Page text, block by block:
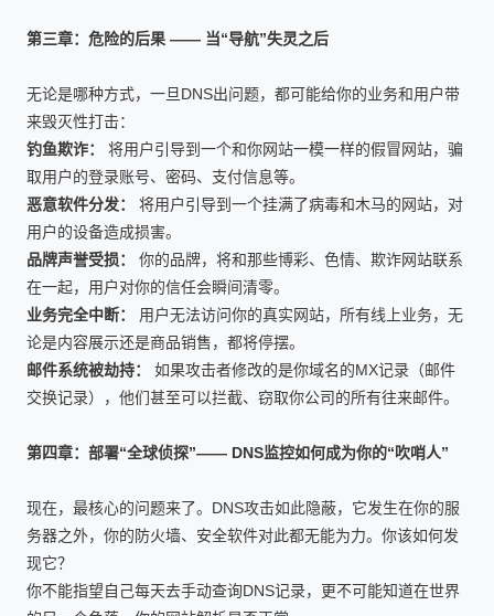
第三章：危险的后果 —— 当“导航”失灵之后
无论是哪种方式，一旦DNS出问题，都可能给你的业务和用户带
来毁灭性打击：
钓鱼欺诈：
将用户引导到一个和你网站一模一样的假冒网站，骗
取用户的登录账号、密码、支付信息等。
恶意软件分发：
将用户引导到一个挂满了病毒和木马的网站，对
用户的设备造成损害。
品牌声誉受损：
你的品牌，将和那些博彩、色情、欺诈网站联系
在一起，用户对你的信任会瞬间清零。
业务完全中断：
用户无法访问你的真实网站，所有线上业务，无
论是内容展示还是商品销售，都将停摆。
邮件系统被劫持：
如果攻击者修改的是你域名的MX记录（邮件
交换记录），他们甚至可以拦截、窃取你公司的所有往来邮件。
第四章：部署“全球侦探”—— DNS监控如何成为你的“吹哨人”
现在，最核心的问题来了。DNS攻击如此隐蔽，它发生在你的服
务器之外，你的防火墙、安全软件对此都无能为力。你该如何发
现它？
你不能指望自己每天去手动查询DNS记录，更不可能知道在世界